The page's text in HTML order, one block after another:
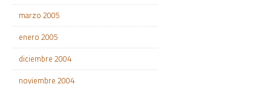
marzo 2005
enero 2005
diciembre 2004
noviembre 2004